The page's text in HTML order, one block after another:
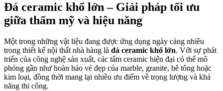
Đá ceramic khổ lớn – Giải pháp tối ưu
giữa thẩm mỹ và hiệu năng
Một trong những vật liệu đang được ứng dụng ngày càng nhiều
trong thiết kế nội thất nhà hàng là đá ceramic khổ lớn. Với sự phát
triển của công nghệ sản xuất, các tấm ceramic hiện đại có thể mô
phỏng gần như hoàn hảo vẻ đẹp của marble, granite, bê tông hoặc
kim loại, đồng thời mang lại nhiều ưu điểm về trọng lượng và khả
năng thi công.